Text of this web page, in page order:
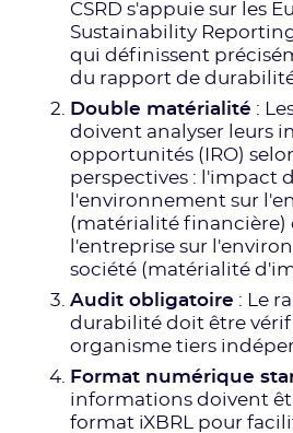
CSRD s'appuie sur les
Sustainability Reporting
qui définissent
du rapport de
Double matérialité :
doivent analyser leurs
opportunités (IRO)
perspectives : l'impact
l'environnement sur
(matérialité financière)
l'entreprise sur
société (matérialité
Audit obligatoire : Le
durabilité doit être
organisme tiers
Format numérique
informations doivent
format iXBRL pour